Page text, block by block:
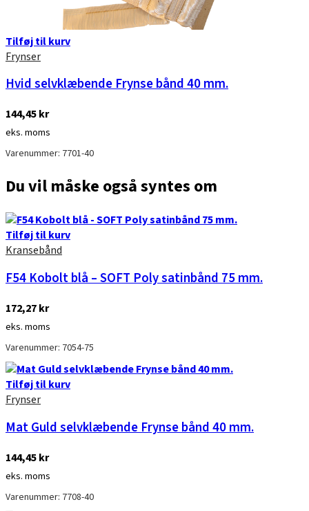
Tilføj til kurv
Frynser
Hvid selvklæbende Frynse bånd 40 mm.
144,45kr
eks. moms
Varenummer: 7701-40
Du vil måske også syntes om
Tilføj til kurv
Kransebånd
F54 Kobolt blå – SOFT Poly satinbånd 75 mm.
172,27kr
eks. moms
Varenummer: 7054-75
Tilføj til kurv
Frynser
Mat Guld selvklæbende Frynse bånd 40 mm.
144,45kr
eks. moms
Varenummer: 7708-40